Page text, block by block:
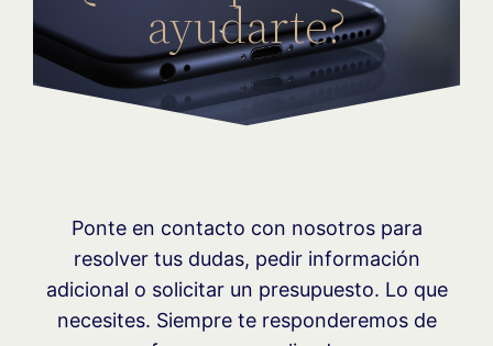
ayudarte?
Ponte en contacto con nosotros para
resolver tus dudas, pedir información
adicional o solicitar un presupuesto. Lo que
necesites. Siempre te responderemos de